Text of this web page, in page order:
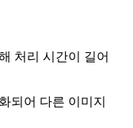
처리 시간이 길어
되어 다른 이미지